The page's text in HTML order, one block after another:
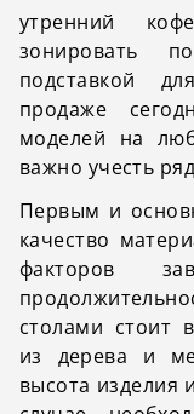
утренний
зонировать
подставкой
продаже
моделей на
важно учесть
Первым и
качество
факторов
столами стоит
из дерева и
высота